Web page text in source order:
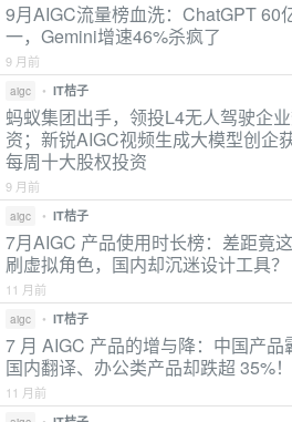
9月AIGC流量榜血洗：ChatGPT 60
一，Gemini增速46%杀疯了
9 月前
aigc • IT桔子
蚂蚁集团出手，领投L4无人驾驶企
资；新锐AIGC视频生成大模型创企
每周十大股权投资
9 月前
aigc • IT桔子
7月AIGC 产品使用时长榜：差距竟
刷虚拟角色，国内却沉迷设计工具？
11 月前
aigc • IT桔子
7 月 AIGC 产品的增与降：中国产品
国内翻译、办公类产品却跌超 35%！
11 月前